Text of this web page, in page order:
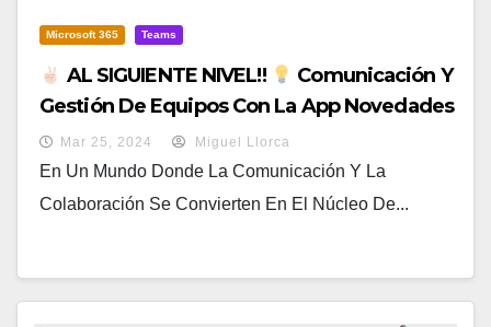
Microsoft 365 Teams
AL SIGUIENTE NIVEL!!
Comunicación Y
Gestión De Equipos Con La App Novedades
En Microsoft Teams
Mar 25, 2024 Miguel Llorca
En Un Mundo Donde La Comunicación Y La
Colaboración Se Convierten En El Núcleo De...